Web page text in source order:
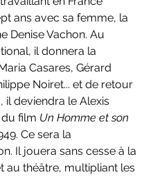
ans avec sa femme, la
Denise Vachon. Au
il donnera la
Casares, Gérard
Noiret... et de retour
il deviendra le Alexis
film Un Homme et son
Ce sera la
Il jouera sans cesse à la
au théâtre, multipliant les